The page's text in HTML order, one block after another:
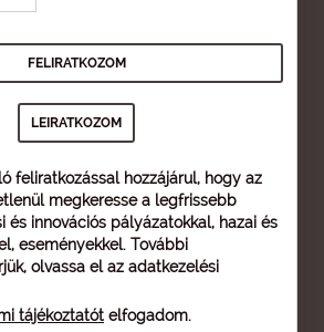
feliratkozással hozzájárul, hogy az
megkeresse a legfrissebb
és innovációs pályázatokkal, hazai és
eseményekkel. További
olvassa el az adatkezelési
tájékoztatót elfogadom.